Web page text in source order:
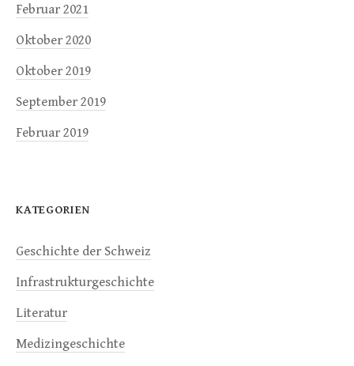
Februar 2021
Oktober 2020
Oktober 2019
September 2019
Februar 2019
KATEGORIEN
Geschichte der Schweiz
Infrastrukturgeschichte
Literatur
Medizingeschichte